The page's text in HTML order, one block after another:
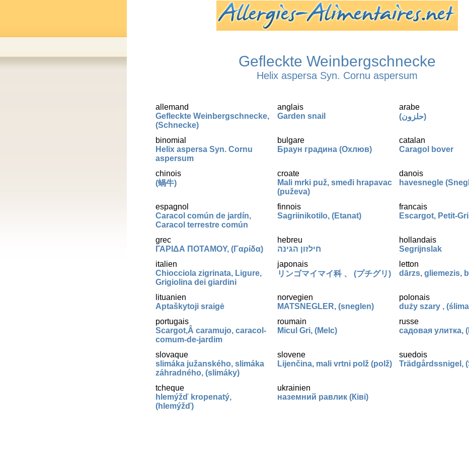
Gefleckte Weinbergschnecke
Helix aspersa Syn. Cornu aspersum
allemand
Gefleckte Weinbergschnecke,
(Schnecke)
anglais
Garden snail
arabe
(حلزون)
binomial
Helix aspersa Syn. Cornu
aspersum
bulgare
Браун градина (Охлюв)
catalan
Caragol bover
chinois
(蝸牛)
croate
Mali mrki puž, smeđi hrapavac
(puževa)
danois
havesnegle
espagnol
Caracol común de jardín,
Caracol terrestre común
finnois
Sagriinikotilo, (Etanat)
francais
Escargot, Petit-
grec
ΓΑΡΙΔΑ ΠΟΤΑΜΟΥ, (Γαρίδα)
hebreu
חילזון הגינה
hollandais
Segrijnslak
italien
Chiocciola zigrinata, Ligure,
Grigiolina dei giardini
japonais
リンゴマイマイ科 、 (プチグリ)
letton
dārzs, gliemezis,
lituanien
Aptaškytoji sraigė
norvegien
MATSNEGLER, (sneglen)
polonais
duży szary ,
portugais
Scargot,Â caramujo, caracol-
comum-de-jardim
roumain
Micul Gri, (Melc)
russe
садовая улитка,
slovaque
slimáka južanského, slimáka
záhradného, (slimáky)
slovene
Lijenčina, mali vrtni polž (polž)
suedois
Trädgårdssnigel,
tcheque
hlemýžď kropenatý,
(hlemýžď)
ukrainien
наземний равлик (Ківі)